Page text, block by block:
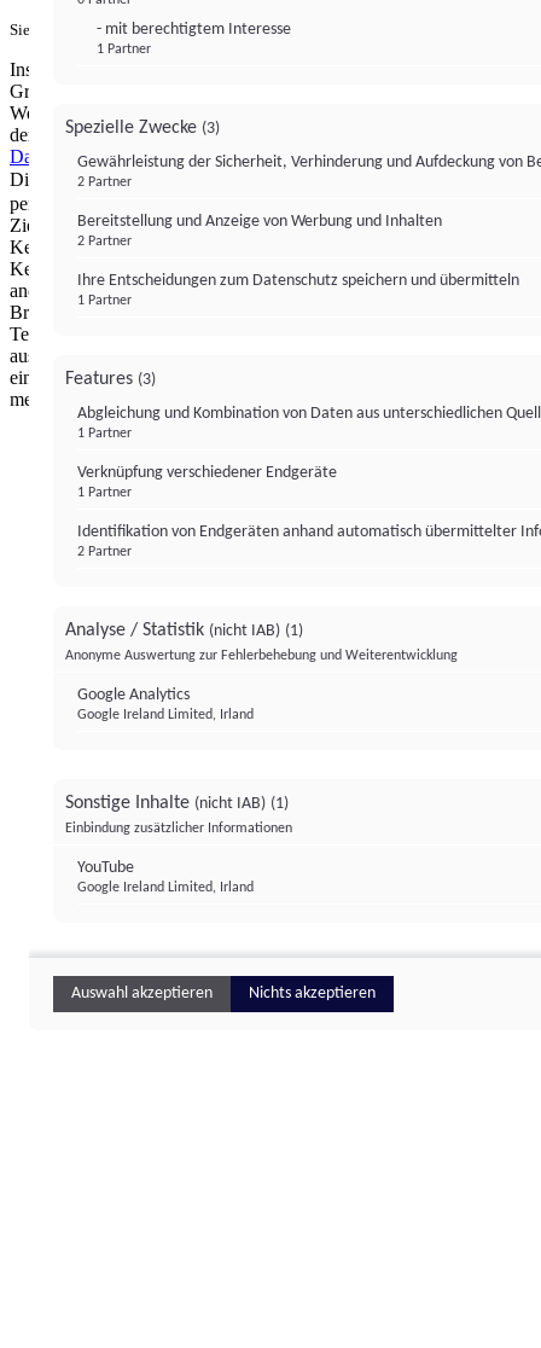
Sie haben ein PUR-Abo?Hier anmelden.
Institutional Money mit Werbung: Wir nutzen aus wirtschaftlichen
Gründen die Möglichkeit, unsere Webseite Dritten als digitalen
Werbeplatz zur Verfügung zu stellen. Über Verarbeitungen, die in
der Verantwortung von uns liegen, können Sie sich in unserer
Datenschutzerklärungnäher informieren.Zur Bereitstellung unserer
Dienste nutzen wir Technologien von
personalisierte Werbung, Messung von Werbeleistung und
Zielgruppenforschung. Cookies, Endgeräte- oder ähnliche Online-
Kennungen (z. B. login-basierte Kennungen, zufällig generierte
Kennungen, netzwerkbasierte Kennungen) können zusammen mit
anderen Informationen (z. B. Browsertyp und
Browserinformationen, Sprache, Bildschirmgröße, unterstützte
Technologien usw.) auf Ihrem Endgerät gespeichert oder von dort
ausgelesen werden, um es jedes Mal wiederzuerkennen, wenn es
eine App oder einer Webseite aufruft. Dies geschieht für einen oder
mehrere der hier aufgeführten Verarbeitungszwecke.
- mit berechtigtem Interesse
1 Partner
Spezielle Zwecke (3)
Gewährleistung der Sicherheit, Verhinderung und Aufdeckung von
2 Partner
Bereitstellung und Anzeige von Werbung und Inhalten
2 Partner
Ihre Entscheidungen zum Datenschutz speichern und übermitteln
1 Partner
Features (3)
Abgleichung und Kombination von Daten aus unterschiedlichen
1 Partner
Verknüpfung verschiedener Endgeräte
1 Partner
Identifikation von Endgeräten anhand automatisch übermittelter
2 Partner
Analyse / Statistik (nicht IAB) (1)
Anonyme Auswertung zur Fehlerbehebung und Weiterentwicklung
Google Analytics
Google Ireland Limited, Irland
Sonstige Inhalte (nicht IAB) (1)
Einbindung zusätzlicher Informationen
YouTube
Google Ireland Limited, Irland
Auswahl akzeptieren Nichts akzeptieren
Institutional Money
ImpressumDatenschutzerklärung